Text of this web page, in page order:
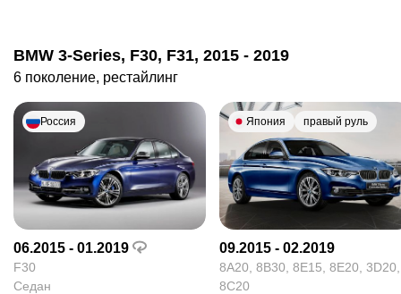
BMW 3-Series, F30, F31, 2015 - 2019
6 поколение, рестайлинг
Россия
06.2015 - 01.2019
F30
Седан
Япония правый руль
09.2015 - 02.2019
8A20, 8B30, 8E15, 8E20, 3D20,
8C20